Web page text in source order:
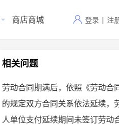
商店商城 登录 | 注
相关问题
劳动合同期满后，依照《劳动合
的规定双方合同关系依法延续，
人单位支付延续期间未签订劳动